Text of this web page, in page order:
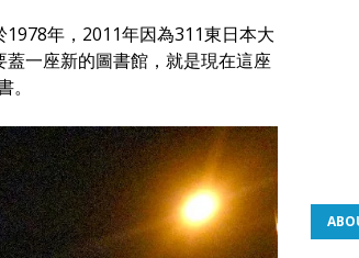
年，2011年因為311東日本大
一座新的圖書館，就是現在這座